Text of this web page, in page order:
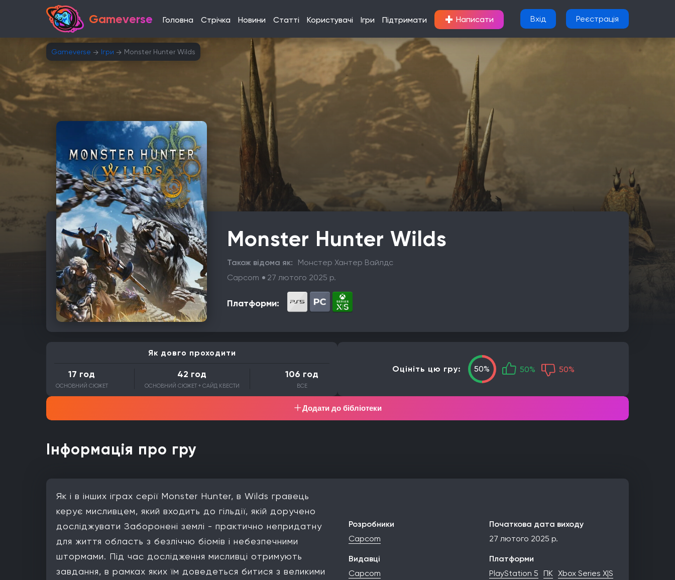
Gameverse Головна Стрічка Новини Статті Користувачі Ігри Підтримати + Написати Вхід Реєстрація
Gameverse Ігри Monster Hunter Wilds
Monster Hunter Wilds
Також відома як:
Монстер Хантер Вайлдс
Capcom
27 лютого 2025 р.
Платформи:
Як довго проходити
17 год
ОСНОВНИЙ СЮЖЕТ
42 год
ОСНОВНИЙ СЮЖЕТ + САЙД КВЕСТИ
106 год
ВСЕ
Оцініть цю гру: 50% 50% 50%
Додати до бібліотеки
Інформація про гру
Як і в інших іграх серії Monster Hunter, в Wilds гравець
керує мисливцем, який входить до гільдії, якій доручено
досліджувати Заборонені землі - практично непридатну
для життя область з безліччю біомів і небезпечними
штормами. Під час дослідження мисливці отримують
завдання, в рамках яких їм доведеться битися з великими
Розробники
Capcom
Початкова дата виходу
27 лютого 2025 р.
Видавці
Capcom
Платформи
PlayStation 5 ПК Xbox Series X|S